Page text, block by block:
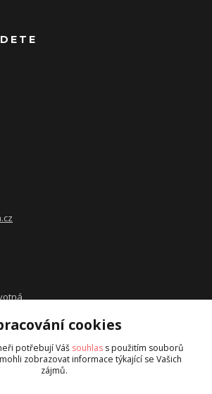
cookies
potřebují Váš souhlas s použitím souborů
zobrazovat informace týkající se Vašich
zájmů.